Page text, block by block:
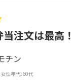
注文は最高！
チン
女性年代:60代